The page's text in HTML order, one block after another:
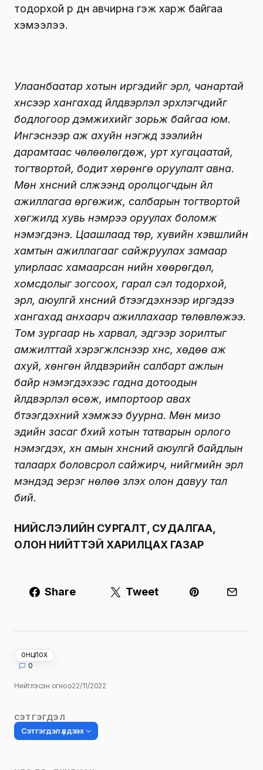
тодорхой үр дүн авчирна гэж харж байгаа
хэмээлээ.
Улаанбаатар хотын иргэдийг эрүүл, чанартай
хүнсээр хангахад үйлдвэрлэл эрхлэгчдийг
бодлогоор дэмжихийг зорьж байгаа юм.
Ингэснээр аж ахуйн нэгжүүд зээлийн
дарамтаас чөлөөлөгдөж, урт хугацаатай,
тогтвортой, бодит хөрөнгө оруулалт авна.
Мөн хүнсний сүлжээнд оролцогчдын үйл
ажиллагаа өргөжиж, салбарын тогтвортой
хөгжилд хувь нэмрээ оруулах боломж
нэмэгдэнэ. Цаашлаад төр, хувийн хэвшлийн
хамтын ажиллагааг сайжруулах замаар
улирлаас хамаарсан үнийн хөөрөгдөл,
хомсдолыг зогсоох, гарал үүсэл тодорхой,
эрүүл, аюулгүй хүнсний бүтээгдэхүүнээр иргэдээ
хангахад анхаарч ажиллахаар төлөвлөжээ.
Том зургаар нь харвал, эдгээр зорилтыг
амжилттай хэрэгжүүлснээр хүнс, хөдөө аж
ахуй, хөнгөн үйлдвэрийн салбарт ажлын
байр нэмэгдэхээс гадна дотоодын
үйлдвэрлэл өсөж, импортоор авах
бүтээгдэхүүний хэмжээ буурна. Мөн мизо
эдийн засаг бүхий хотын татварын орлого
нэмэгдэх, хүн амын хүнсний аюулгүй байдлын
талаарх боловсрол сайжирч, нийгмийн эрүүл
мэндэд эерэг нөлөө үзүүлэх олон давуу тал
бий.
НИЙСЛЭЛИЙН СУРГАЛТ, СУДАЛГАА,
ОЛОН НИЙТТЭЙ ХАРИЛЦАХ ГАЗАР
Share Tweet
ОНЦЛОХ
0
Нийтлэсэн огноо22/11/2022
СЭТГЭГДЭЛ
Сэтгэгдэл үлдээх